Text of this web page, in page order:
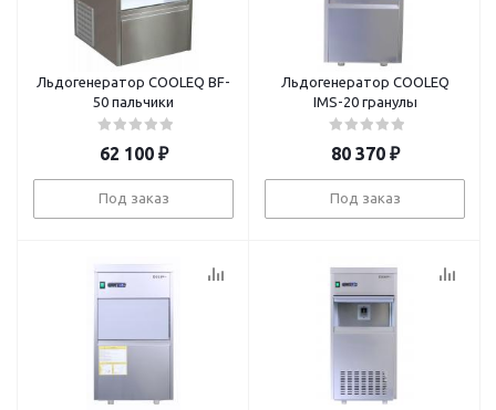
Льдогенератор COOLEQ BF-
50 пальчики
62 100₽
Под заказ
Льдогенератор COOLEQ
IMS-20 гранулы
80 370₽
Под заказ